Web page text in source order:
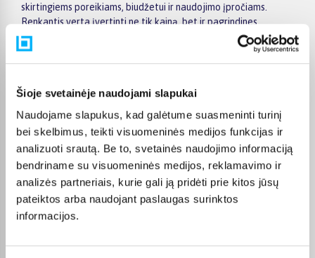
Šioje svetainėje naudojami slapukai
Naudojame slapukus, kad galėtume suasmeninti turinį
bei skelbimus, teikti visuomeninės medijos funkcijas ir
analizuoti srautą. Be to, svetainės naudojimo informaciją
bendriname su visuomeninės medijos, reklamavimo ir
analizės partneriais, kurie gali ją pridėti prie kitos jūsų
pateiktos arba naudojant paslaugas surinktos
informacijos.
skirtingiems poreikiams, biudžetui ir naudojimo įpročiams.
Renkantis verta įvertinti ne tik kainą, bet ir pagrindines
savybes, funkcionalumą, komplektaciją, garantijos sąlygas bei
taikomus specialius pasiūlymus.
pasiūlymus ir patogiai palyginti Urgo prekes tarpusavyje.
informaciją ir prekės aprašymą, kad galėtumėte priimti patogų
ir apgalvotą sprendimą.
Palyginkite Urgo prekes BIGBOX.LT ir išsirinkite tinkamiausią
DUK